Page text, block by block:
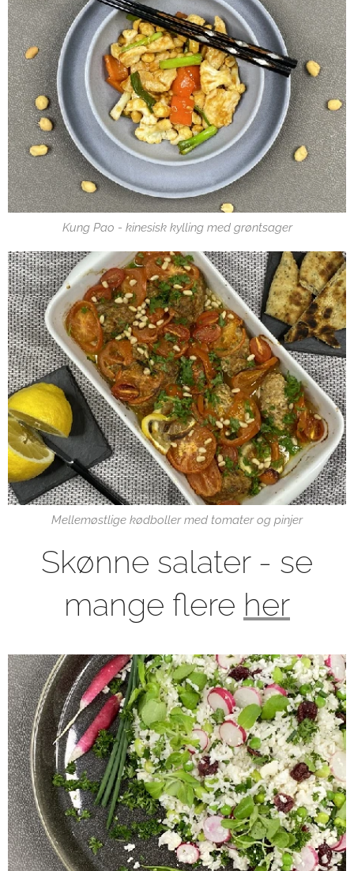
Kung Pao - kinesisk kylling med grøntsager
Mellemøstlige kødboller med tomater og pinjer
Skønne salater - se
mange flere her